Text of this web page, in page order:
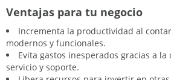
Ventajas para tu negocio
Incrementa la productividad al
modernos y funcionales.
Evita gastos inesperados gracias a
servicio y soporte.